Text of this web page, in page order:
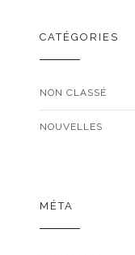
CATÉGORIES
NON CLASSÉ
NOUVELLES
MÉTA